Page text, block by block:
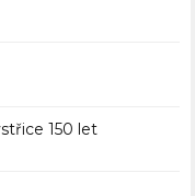
150 let